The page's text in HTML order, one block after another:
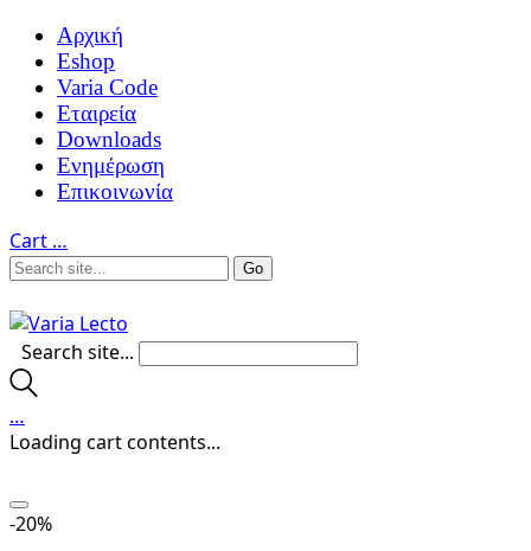
Αρχική
Eshop
Varia Code
Εταιρεία
Downloads
Ενημέρωση
Επικοινωνία
Cart …
Search site...
…
Loading cart contents...
-20%